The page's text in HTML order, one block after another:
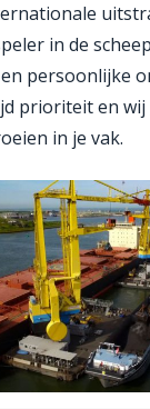
in de
persoonlijke
prioriteit en wij
in je vak.